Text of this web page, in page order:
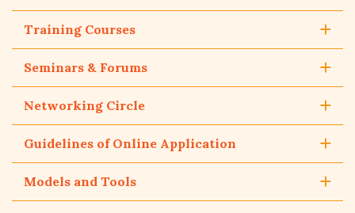
Training Courses
Seminars & Forums
Networking Circle
Guidelines of Online Application
Models and Tools